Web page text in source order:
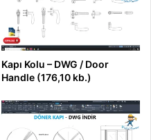
Kapı Kolu – DWG / Door
Handle (176,10 kb.)